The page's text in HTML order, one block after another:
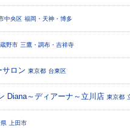
中央区 福岡・天神・博多
野市 三鷹・調布・吉祥寺
サロン 東京都 台東区
Diana～ディアーナ～立川店 東京都
上田市